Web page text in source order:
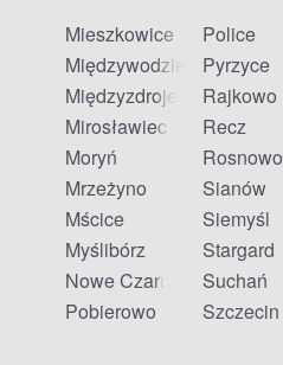
Mieszkowice
Międzywodzie
Międzyzdroje
Mirosławiec
Moryń
Mrzeżyno
Mścice
Myślibórz
Nowe Czarnowo
Pobierowo
Police
Pyrzyce
Rajkowo
Recz
Rosnowo
Sianów
Siemyśl
Stargard
Suchań
Szczecin